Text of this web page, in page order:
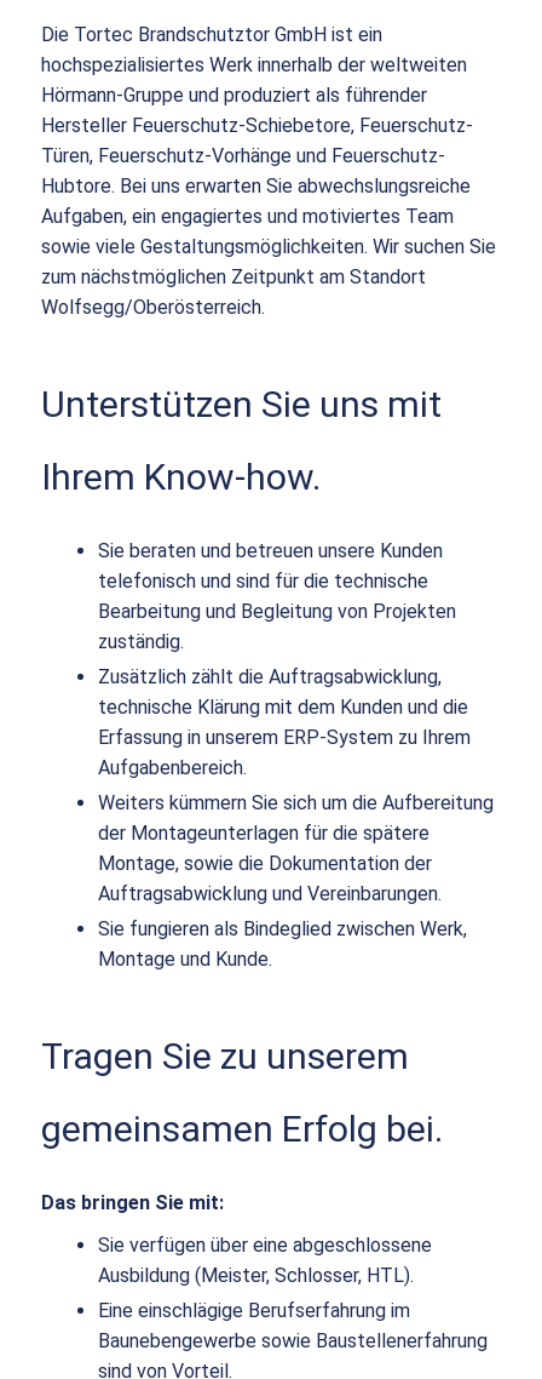
Die Tortec Brandschutztor GmbH ist ein
hochspezialisiertes Werk innerhalb der weltweiten
Hörmann-Gruppe und produziert als führender
Hersteller Feuerschutz-Schiebetore, Feuerschutz-
Türen, Feuerschutz-Vorhänge und Feuerschutz-
Hubtore. Bei uns erwarten Sie abwechslungsreiche
Aufgaben, ein engagiertes und motiviertes Team
sowie viele Gestaltungsmöglichkeiten. Wir suchen Sie
zum nächstmöglichen Zeitpunkt am Standort
Wolfsegg/Oberösterreich.
Unterstützen Sie uns mit
Ihrem Know-how.
Sie beraten und betreuen unsere Kunden
telefonisch und sind für die technische
Bearbeitung und Begleitung von Projekten
zuständig.
Zusätzlich zählt die Auftragsabwicklung,
technische Klärung mit dem Kunden und die
Erfassung in unserem ERP-System zu Ihrem
Aufgabenbereich.
Weiters kümmern Sie sich um die Aufbereitung
der Montageunterlagen für die spätere
Montage, sowie die Dokumentation der
Auftragsabwicklung und Vereinbarungen.
Sie fungieren als Bindeglied zwischen Werk,
Montage und Kunde.
Tragen Sie zu unserem
gemeinsamen Erfolg bei.
Das bringen Sie mit:
Sie verfügen über eine abgeschlossene
Ausbildung (Meister, Schlosser, HTL).
Eine einschlägige Berufserfahrung im
Baunebengewerbe sowie Baustellenerfahrung
sind von Vorteil.